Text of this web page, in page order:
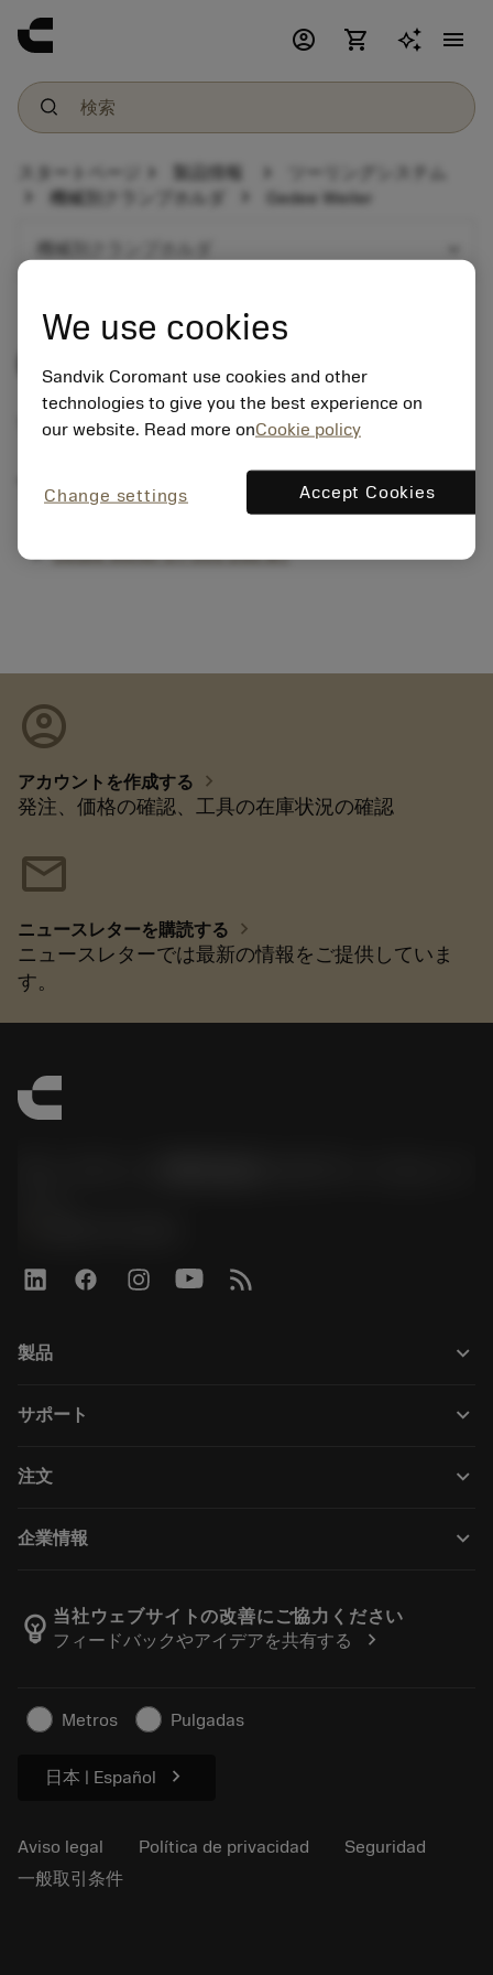
account_circle shopping_cart menu
chevron_right chevron_right
機械別クランプホルダ chevron_right Gedee Weiler
Gedee Weiler
Tool holder programme
Turning centre with milling option
Gedee Weiler UT-500 Duo MT
account_circle
アカウントを作成する chevron_right
発注、価格の確認、工具の在庫状況の確認
mail
ニュースレターを購読する chevron_right
ニュースレターでは最新の情報をご提供していま
す。
製品 keyboard_arrow_down
Todo el software
Reacondicionamiento
サポート keyboard_arrow_down
Distribuidores y especialistas
Calculadoras y apps
注文 keyboard_arrow_down
Orden
Rastrear su pedido
Solicitar un presupuesto
企業情報 keyboard_arrow_down
Manufacturing wellness
Carrera
Artículos
Para prensas
emoji_objects 当社ウェブサイトの改善にご協力ください
フィードバックやアイデアを共有する
chevron_right
Metros Pulgadas
日本 | Español chevron_right
Aviso legal Política de privacidad
Seguridad
一般取引条件
We use cookies
Sandvik Coromant use cookies and other
technologies to give you the best experience on
our website. Read more onCookie policy
Change settings Accept Cookies